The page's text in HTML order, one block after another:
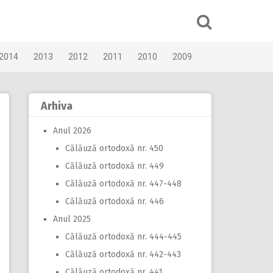
2013 2012 2011 2010 2009
Arhiva
Anul 2026
Călăuză ortodoxă nr. 450
Călăuză ortodoxă nr. 449
Călăuză ortodoxă nr. 447-448
Călăuză ortodoxă nr. 446
Anul 2025
Călăuză ortodoxă nr. 444-445
Călăuză ortodoxă nr. 442-443